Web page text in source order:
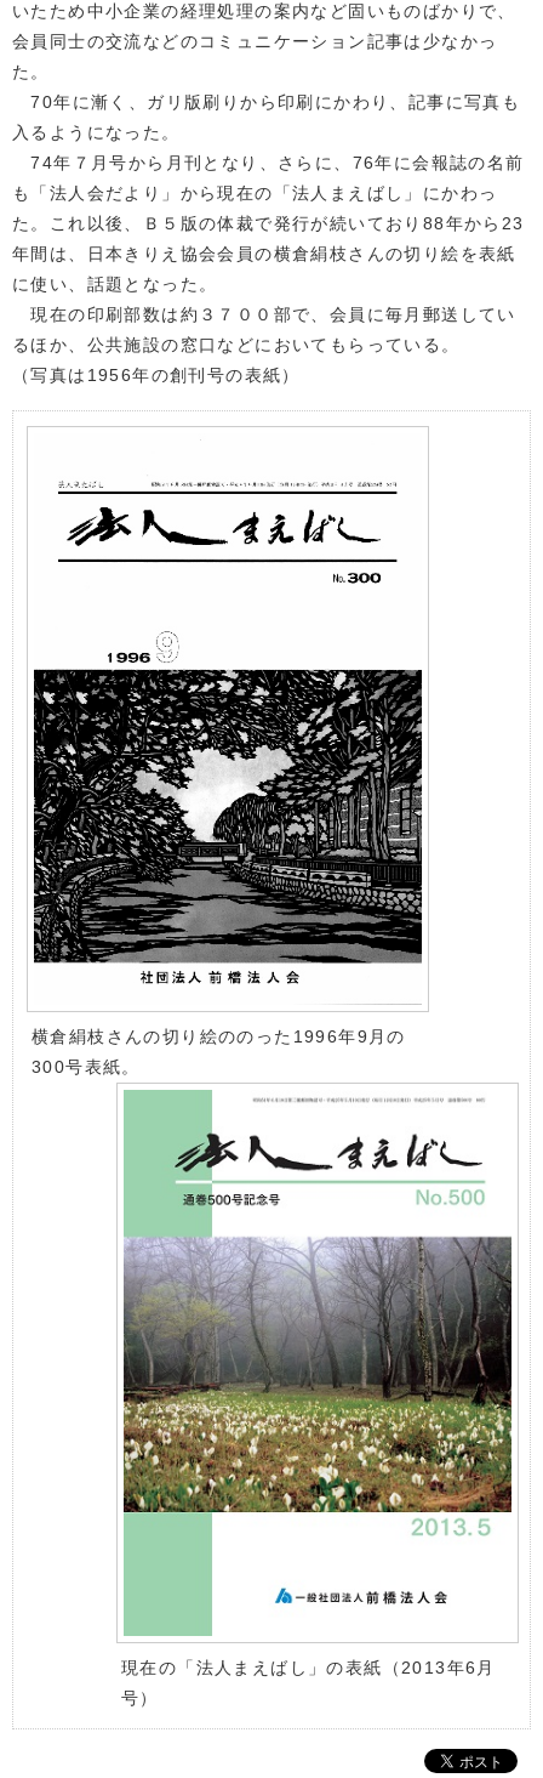
いたため中小企業の経理処理の案内など固いものばかりで、
会員同士の交流などのコミュニケーション記事は少なかっ
た。
70年に漸く、ガリ版刷りから印刷にかわり、記事に写真も
入るようになった。
74年７月号から月刊となり、さらに、76年に会報誌の名前
も「法人会だより」から現在の「法人まえばし」にかわっ
た。これ以後、Ｂ５版の体裁で発行が続いており88年から23
年間は、日本きりえ協会会員の横倉絹枝さんの切り絵を表紙
に使い、話題となった。
現在の印刷部数は約３７００部で、会員に毎月郵送してい
るほか、公共施設の窓口などにおいてもらっている。
（写真は1956年の創刊号の表紙）
横倉絹枝さんの切り絵ののった1996年9月の
300号表紙。
現在の「法人まえばし」の表紙（2013年6月
号）